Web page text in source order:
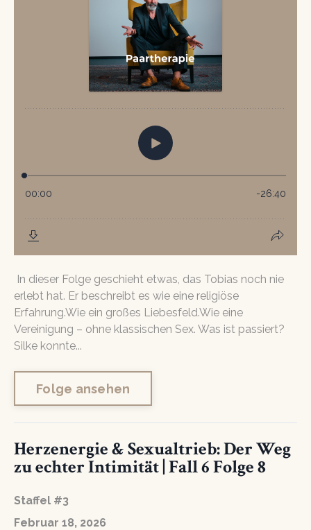
In dieser Folge geschieht etwas, das Tobias noch nie
erlebt hat. Er beschreibt es wie eine religiöse
Erfahrung.Wie ein großes Liebesfeld.Wie eine
Vereinigung – ohne klassischen Sex. Was ist passiert?
Silke konnte...
Folge ansehen
Herzenergie & Sexualtrieb: Der Weg
zu echter Intimität | Fall 6 Folge 8
Staffel #3
Februar 18, 2026